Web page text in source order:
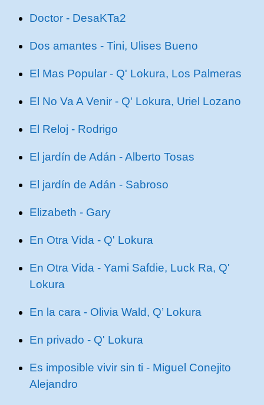
Doctor - DesaKTa2
Dos amantes - Tini, Ulises Bueno
El Mas Popular - Q' Lokura, Los Palmeras
El No Va A Venir - Q' Lokura, Uriel Lozano
El Reloj - Rodrigo
El jardín de Adán - Alberto Tosas
El jardín de Adán - Sabroso
Elizabeth - Gary
En Otra Vida - Q' Lokura
En Otra Vida - Yami Safdie, Luck Ra, Q'
Lokura
En la cara - Olivia Wald, Q’ Lokura
En privado - Q' Lokura
Es imposible vivir sin ti - Miguel Conejito
Alejandro